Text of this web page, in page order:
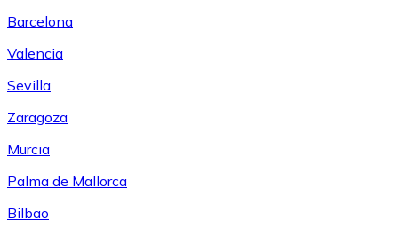
Barcelona
Valencia
Sevilla
Zaragoza
Murcia
Palma de Mallorca
Bilbao